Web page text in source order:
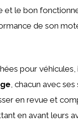
et le bon
de son
pour
, chacun avec
en revue et
en avant leurs